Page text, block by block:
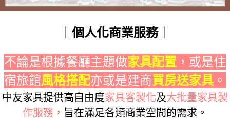
個人化商業服務｜
不論是根據餐廳主題做家具配置 ，或是住
宿旅館風格搭配亦或是建商買房送家具 。
中友家具提供高自由度家具客製化及大批量家具製
作服務 ， 旨在滿足各類商業空間的需求。